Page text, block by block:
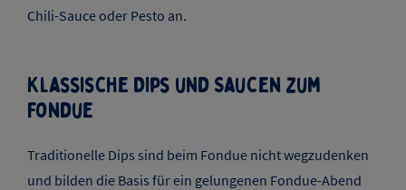
Chili-Sauce oder Pesto an.
Klassische Dips und Saucen zum
Fondue
Traditionelle Dips sind beim Fondue nicht wegzudenken
und bilden die Basis für ein gelungenen Fondue-Abend